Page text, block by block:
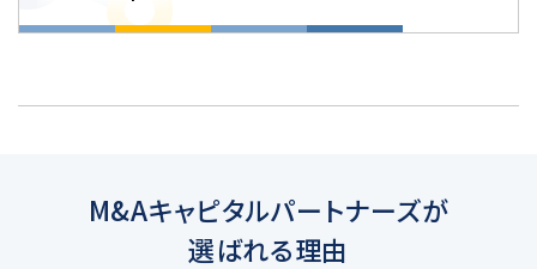
M&Aキャピタルパートナーズが
選ばれる理由